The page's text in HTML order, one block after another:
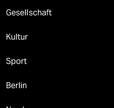
Gesellschaft
Kultur
Sport
Berlin